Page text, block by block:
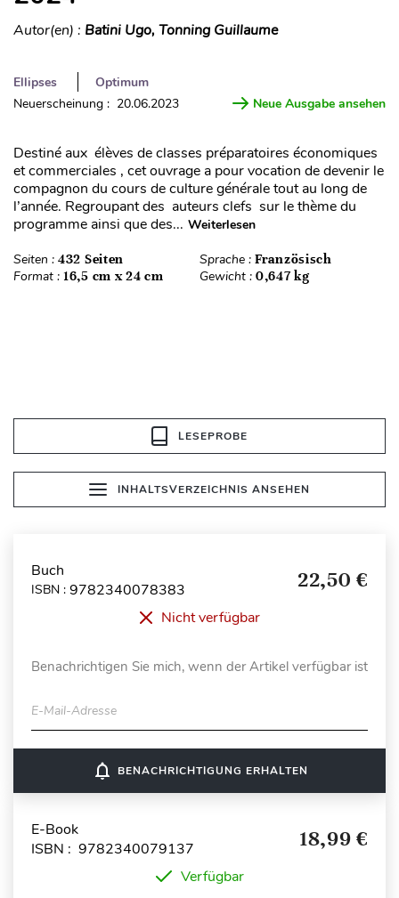
Autor(en) : Batini Ugo, Tonning Guillaume
Ellipses
Optimum
Neuerscheinung : 20.06.2023
Neue Ausgabe ansehen
Destiné aux élèves de classes préparatoires économiques
et commerciales , cet ouvrage a pour vocation de devenir le
compagnon du cours de culture générale tout au long de
l’année. Regroupant des auteurs clefs sur le thème du
programme ainsi que des... Weiterlesen
Seiten : 432 Seiten Sprache : Französisch
Format : 16,5 cm x 24 cm Gewicht : 0,647 kg
LESEPROBE
INHALTSVERZEICHNIS ANSEHEN
Buch
ISBN : 9782340078383 22,50 €
Nicht verfügbar
Benachrichtigen Sie mich, wenn der Artikel verfügbar ist
E-Mail-Adresse
notifications_none BENACHRICHTIGUNG ERHALTEN
E-Book
ISBN : 9782340079137
18,99 €
Verfügbar